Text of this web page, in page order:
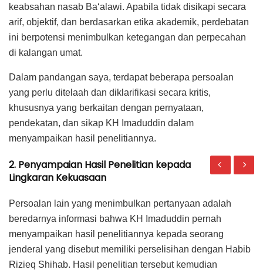
keabsahan nasab Ba‘alawi. Apabila tidak disikapi secara
arif, objektif, dan berdasarkan etika akademik, perdebatan
ini berpotensi menimbulkan ketegangan dan perpecahan
di kalangan umat.
Dalam pandangan saya, terdapat beberapa persoalan
yang perlu ditelaah dan diklarifikasi secara kritis,
khususnya yang berkaitan dengan pernyataan,
pendekatan, dan sikap KH Imaduddin dalam
menyampaikan hasil penelitiannya.
2. Penyampaian Hasil Penelitian kepada
Lingkaran Kekuasaan
Persoalan lain yang menimbulkan pertanyaan adalah
beredarnya informasi bahwa KH Imaduddin pernah
menyampaikan hasil penelitiannya kepada seorang
jenderal yang disebut memiliki perselisihan dengan Habib
Rizieq Shihab. Hasil penelitian tersebut kemudian